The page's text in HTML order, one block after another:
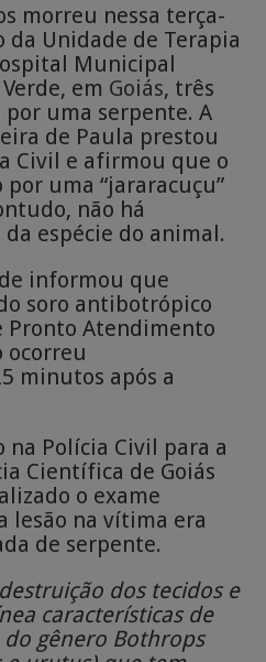
morreu nessa terça-
Unidade de Terapia
Municipal
em Goiás, três
por uma serpente. A
de Paula prestou
Civil e afirmou que o
uma “jararacuçu”
não há
espécie do animal.
informou que
soro antibotrópico
Pronto Atendimento
ocorreu
minutos após a
na Polícia Civil para a
Científica de Goiás
o exame
lesão na vítima era
de serpente.
dos tecidos e
características de
gênero Bothrops